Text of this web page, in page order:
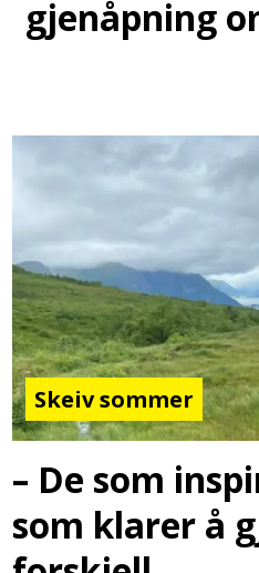
gjenåpning
Skeiv sommer
– De som
som klarer å